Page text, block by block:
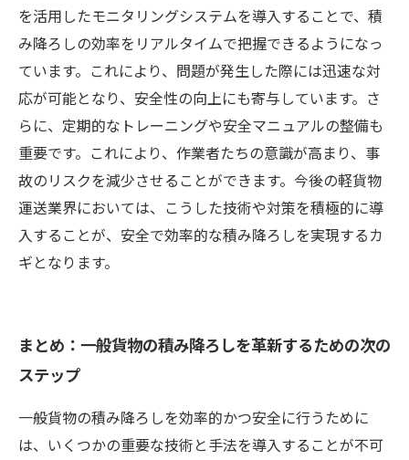
を活用したモニタリングシステムを導入することで、積
み降ろしの効率をリアルタイムで把握できるようになっ
ています。これにより、問題が発生した際には迅速な対
応が可能となり、安全性の向上にも寄与しています。さ
らに、定期的なトレーニングや安全マニュアルの整備も
重要です。これにより、作業者たちの意識が高まり、事
故のリスクを減少させることができます。今後の軽貨物
運送業界においては、こうした技術や対策を積極的に導
入することが、安全で効率的な積み降ろしを実現するカ
ギとなります。
まとめ：一般貨物の積み降ろしを革新するための次の
ステップ
一般貨物の積み降ろしを効率的かつ安全に行うために
は、いくつかの重要な技術と手法を導入することが不可